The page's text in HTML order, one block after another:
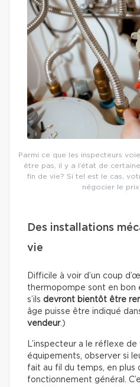
Parmi ce que les inspecteurs
être pas, il y a l’état de
fin de vie? Si tel est le cas,
négocier le
Des installations
vie
Difficile à voir d’un coup
thermopompe sont en bon
s’ils devront bientôt être
âge puisse être indiqué
vendeur.)
L’inspecteur a le réflexe de
équipements, observer si
fait au fil du temps, en plus
fonctionnement général.